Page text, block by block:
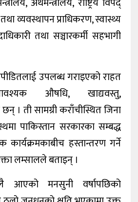
व्यवस्थापन प्राधिकरण, स्वास्थ्य
तथा सञ्चारकर्मी सहभागी
उपलब्ध गराइएको राहत
औषधि, खाद्यवस्तु,
। ती सामग्री कराँचीस्थित जिना
पाकिस्तान सरकारका सम्बद्ध
कार्यक्रमकाबीच हस्तान्तरण गर्ने
लम्सालले बताइन् ।
आएको मनसुनी वर्षापछिको